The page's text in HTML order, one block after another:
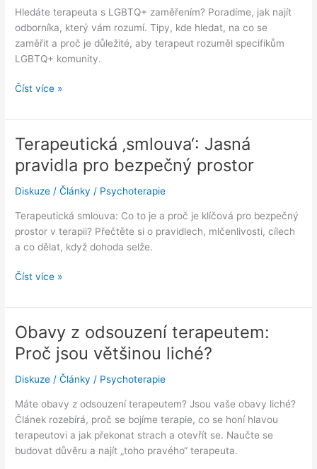
hledat
dál
Hledáte terapeuta s LGBTQ+ zaměřením? Poradíme, jak najít
odborníka, který vám rozumí. Tipy, kde hledat, na co se
zaměřit a proč je důležité, aby terapeut rozuměl specifikům
LGBTQ+ komunity.
Jak
terapeuta,
který
rozumí
LGBTQ+
Číst více »
Terapeutická ‚smlouva‘: Jasná
pravidla pro bezpečný prostor
Diskuze /Články / Psychoterapie
Terapeutická smlouva: Co to je a proč je klíčová pro bezpečný
prostor v terapii? Přečtěte si o pravidlech, mlčenlivosti, cílech
a co dělat, když dohoda selže.
Terapeutická
Jasná
pravidla
pro
bezpečný
Číst více »
Obavy z odsouzení terapeutem:
Proč jsou většinou liché?
Diskuze /Články / Psychoterapie
Máte obavy z odsouzení terapeutem? Jsou vaše obavy liché?
Článek rozebírá, proč se bojíme terapie, co se honí hlavou
terapeutovi a jak překonat strach a otevřít se. Naučte se
budovat důvěru a najít „toho pravého“ terapeuta.